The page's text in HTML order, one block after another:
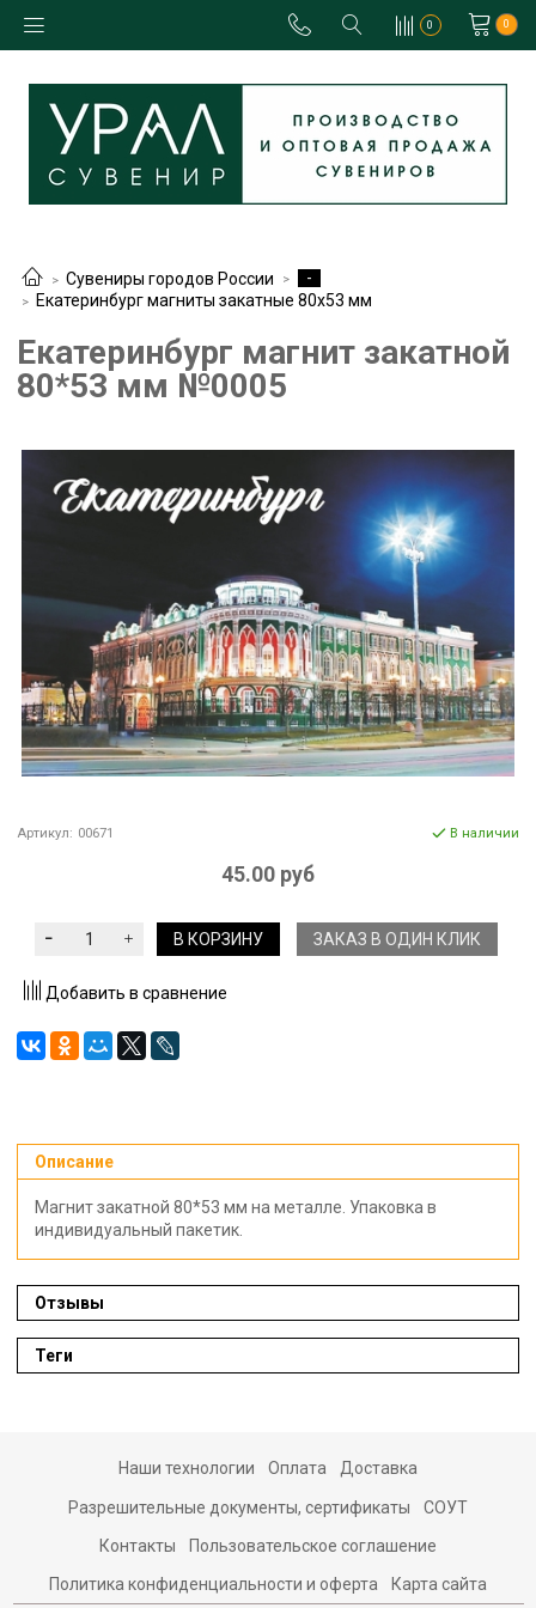
0 0
Сувениры городов России
-
Екатеринбург магниты закатные 80х53 мм
Екатеринбург магнит закатной
80*53 мм №0005
Артикул: 00671 В наличии
45.00 руб
В КОРЗИНУ ЗАКАЗ В ОДИН КЛИК
Добавить в сравнение
Описание
Магнит закатной 80*53 мм на металле. Упаковка в
индивидуальный пакетик.
Отзывы
Теги
Наши технологии Оплата Доставка
Разрешительные документы, сертификаты СОУТ
Контакты Пользовательское соглашение
Политика конфиденциальности и оферта Карта сайта